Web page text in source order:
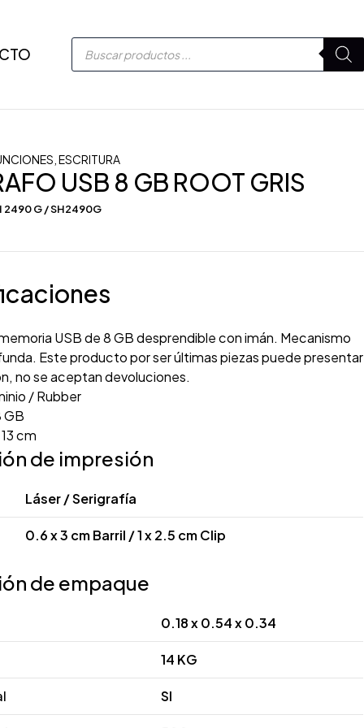
,ESCRITURA
USB 8 GB ROOT GRIS
2490 G / SH2490G
USB de 8 GB desprendible con imán. Mecanismo
Este producto por ser últimas piezas puede presentar
no se aceptan devoluciones.
/ Rubber
GB
13 cm
de impresión
Láser / Serigrafía
0.6 x 3 cm Barril / 1 x 2.5 cm Clip
de empaque
0.18 x 0.54 x 0.34
14 KG
SI